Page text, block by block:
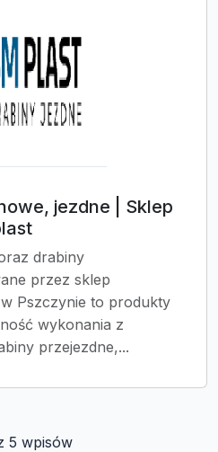
jezdne | Sklep
drabiny
przez sklep
Pszczynie to produkty
wykonania z
przejezdne,...
5 wpisów